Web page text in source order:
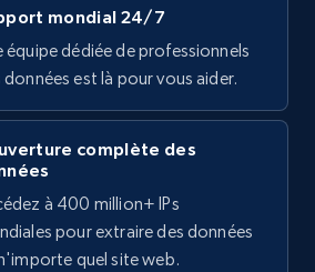
1.5K+ Essai gratuit
- Posts
Name, Description, Date
Quoted post, and more.
1.2K+ Essai gratuit
mondial 24/7
équipe dédiée de professionnels
données est là pour vous aider.
complète des
à 400 million+ IPs
pour extraire des données
quel site web.